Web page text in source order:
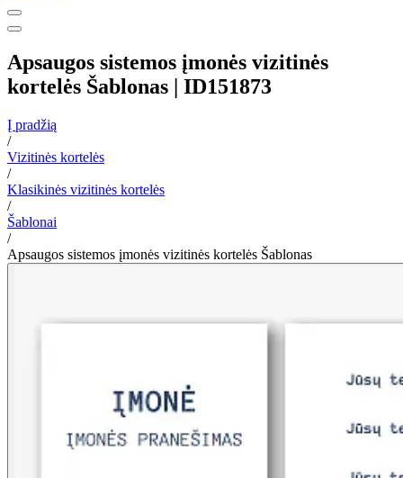
Apsaugos sistemos įmonės vizitinės
kortelės Šablonas | ID151873
Į pradžią
/
Vizitinės kortelės
/
Klasikinės vizitinės kortelės
/
Šablonai
/
Apsaugos sistemos įmonės vizitinės kortelės Šablonas